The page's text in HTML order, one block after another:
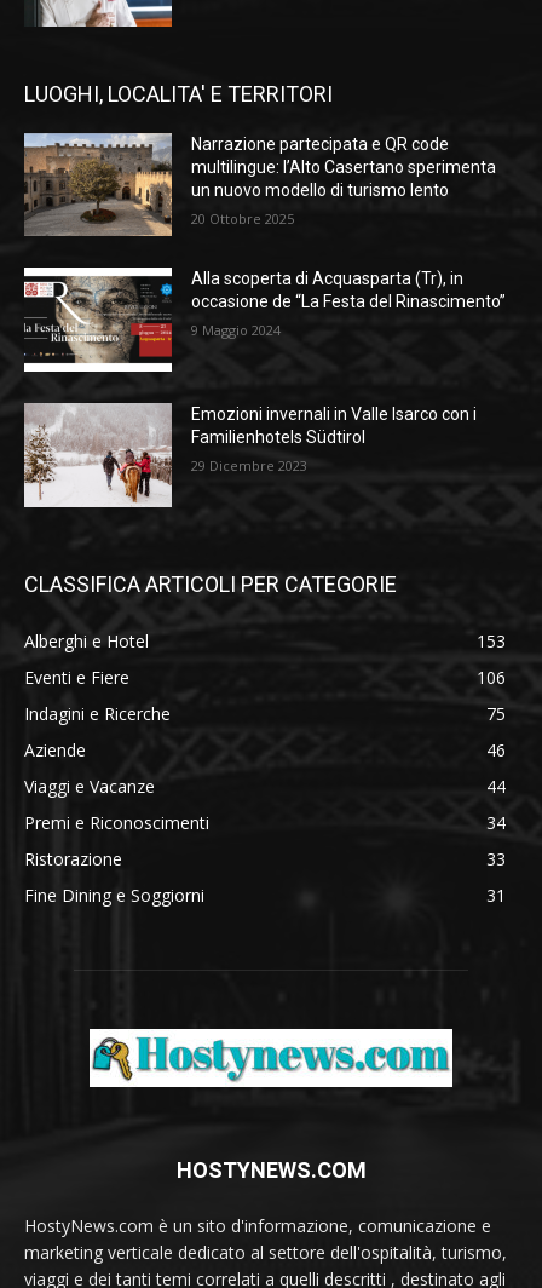
LUOGHI, LOCALITA' E TERRITORI
Narrazione partecipata e QR code
multilingue: l’Alto Casertano sperimenta
un nuovo modello di turismo lento
20 Ottobre 2025
Alla scoperta di Acquasparta (Tr), in
occasione de “La Festa del Rinascimento”
9 Maggio 2024
Emozioni invernali in Valle Isarco con i
Familienhotels Südtirol
29 Dicembre 2023
CLASSIFICA ARTICOLI PER CATEGORIE
Alberghi e Hotel
153
Eventi e Fiere
106
Indagini e Ricerche
75
Aziende
46
Viaggi e Vacanze
44
Premi e Riconoscimenti
34
Ristorazione
33
Fine Dining e Soggiorni
31
HOSTYNEWS.COM
HostyNews.com è un sito d'informazione, comunicazione e
marketing verticale dedicato al settore dell'ospitalità, turismo,
viaggi e dei tanti temi correlati a quelli descritti , destinato agli